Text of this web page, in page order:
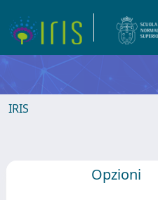
IRIS
Opzioni